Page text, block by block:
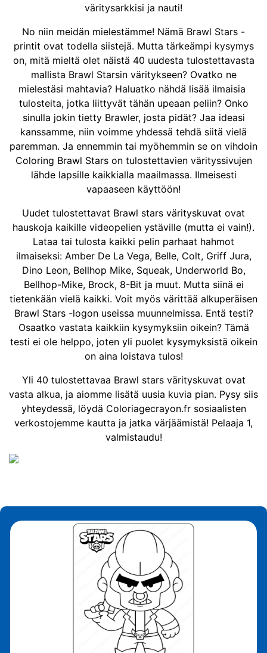
väritysarkkisi ja nauti!
No niin meidän mielestämme! Nämä Brawl Stars -
printit ovat todella siistejä. Mutta tärkeämpi kysymys
on, mitä mieltä olet näistä 40 uudesta tulostettavasta
mallista Brawl Starsin väritykseen? Ovatko ne
mielestäsi mahtavia? Haluatko nähdä lisää ilmaisia ​​
tulosteita, jotka liittyvät tähän upeaan peliin? Onko
sinulla jokin tietty Brawler, josta pidät? Jaa ideasi
kanssamme, niin voimme yhdessä tehdä siitä vielä
paremman. Ja ennemmin tai myöhemmin se on vihdoin
Coloring Brawl Stars on tulostettavien värityssivujen
lähde lapsille kaikkialla maailmassa. Ilmeisesti
vapaaseen käyttöön!
Uudet tulostettavat Brawl stars värityskuvat ovat
hauskoja kaikille videopelien ystäville (mutta ei vain!).
Lataa tai tulosta kaikki pelin parhaat hahmot
ilmaiseksi: Amber De La Vega, Belle, Colt, Griff Jura,
Dino Leon, Bellhop Mike, Squeak, Underworld Bo,
Bellhop-Mike, Brock, 8-Bit ja muut. Mutta siinä ei
tietenkään vielä kaikki. Voit myös värittää alkuperäisen
Brawl Stars -logon useissa muunnelmissa. Entä testi?
Osaatko vastata kaikkiin kysymyksiin oikein? Tämä
testi ei ole helppo, joten yli puolet kysymyksistä oikein
on aina loistava tulos!
Yli 40 tulostettavaa Brawl stars värityskuvat ovat
vasta alkua, ja aiomme lisätä uusia kuvia pian. Pysy siis
yhteydessä, löydä Coloriagecrayon.fr sosiaalisten
verkostojemme kautta ja jatka värjäämistä! Pelaaja 1,
valmistaudu!